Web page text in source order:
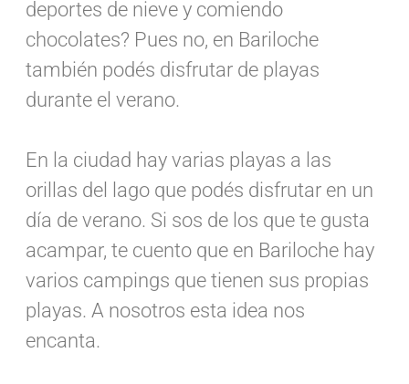
deportes de nieve y comiendo
chocolates? Pues no, en Bariloche
también podés disfrutar de playas
durante el verano.
En la ciudad hay varias playas a las
orillas del lago que podés disfrutar en un
día de verano. Si sos de los que te gusta
acampar, te cuento que en Bariloche hay
varios campings que tienen sus propias
playas. A nosotros esta idea nos
encanta.